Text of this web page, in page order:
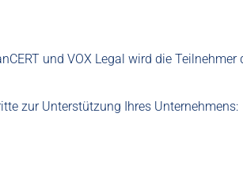
und VOX Legal wird die Teilnehmer
zur Unterstützung Ihres Unternehmens: